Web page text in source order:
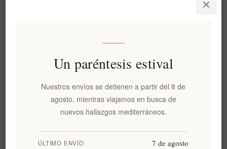
Información
Mi cuenta
Un paréntesis estival
Nuestros envíos se detienen a partir del 8 de
agosto, mientras viajamos en busca de
nuevos hallazgos mediterráneos.
ÚLTIMO ENVÍO 7 de agosto